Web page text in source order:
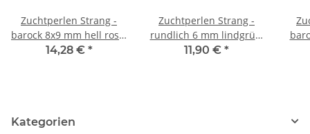
Zuchtperlen Strang -
barock 8x9 mm hell rosa,
Länge 37 cm /7460
14,28 € *
Zuchtperlen Strang -
rundlich 6 mm lindgrün,
Länge 41 cm /7082
11,90 € *
Kategorien